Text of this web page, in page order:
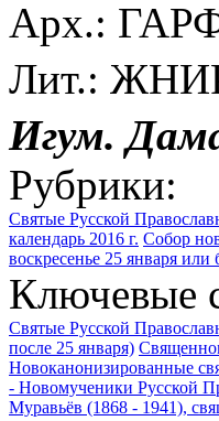
Арх.:
Лит.:
Игум.
Рубрики:
Святые Русской
календарь 2016 г. Собор
воскресенье 25 января
Ключевые
Святые Русской
после 25 января)
Новоканонизированные
- Новомученики Русской
Муравьёв (1868 - 1941),